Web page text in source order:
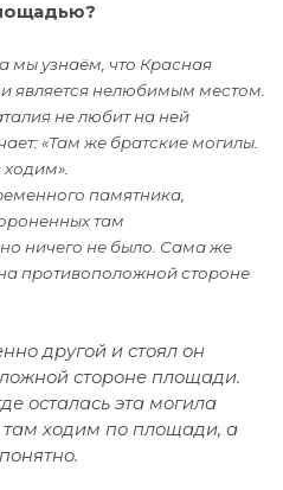
мы узнаём, что Красная
является нелюбимым местом.
не любит на ней
«Там же братские могилы.
ходим».
памятника,
там
ничего не было. Сама же
противоположной стороне
другой и стоял он
стороне площади.
осталась эта могила
там ходим по площади, а